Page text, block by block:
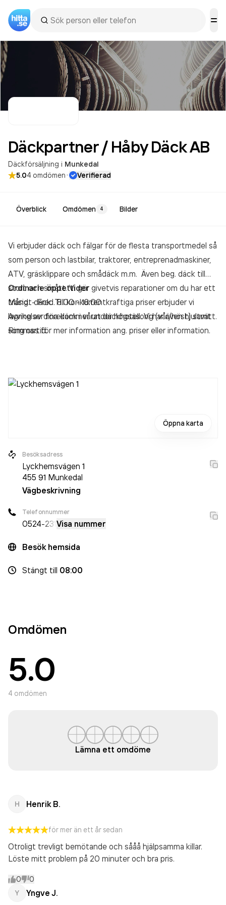
Däckpartner / Håby DäckAB
Däckförsäljning i Munkedal
5.04 omdömen· Verifierad
Överblick Omdömen 4 Bilder
Vi erbjuder däck och fälgar för de flesta transportmedel så
som person och lastbilar, traktorer, entreprenadmaskiner,
ATV, gräsklippare och smådäck m.m. Även beg. däck till
stort och smått. Vi gör givetvis reparationer om du har ett
trasigt däck. Till konkurrentkraftiga priser erbjuder vi
lagring av dina däck i vårat däckhotell. Vi har även hjultvätt.
Ring oss för mer information ang. priser eller information.
Ordinarie öppettider
Månd. - Fred. 8.00 - 18.00
Avvikelser förekommer under högsäsong (vår/höst) samt
sommartid.
Öppna karta
Besöksadress
Lyckhemsvägen 1
455 91 Munkedal
Vägbeskrivning
Telefonnummer
0524-231Visa nummer
Besök hemsida
Stängt till 08:00
Omdömen
5.0
4 omdömen
Lämna ett omdöme
H Henrik B.
för mer än ett år sedan
Otroligt trevligt bemötande och sååå hjälpsamma killar.
Löste mitt problem på 20 minuter och bra pris.
0 0
Y Yngve J.